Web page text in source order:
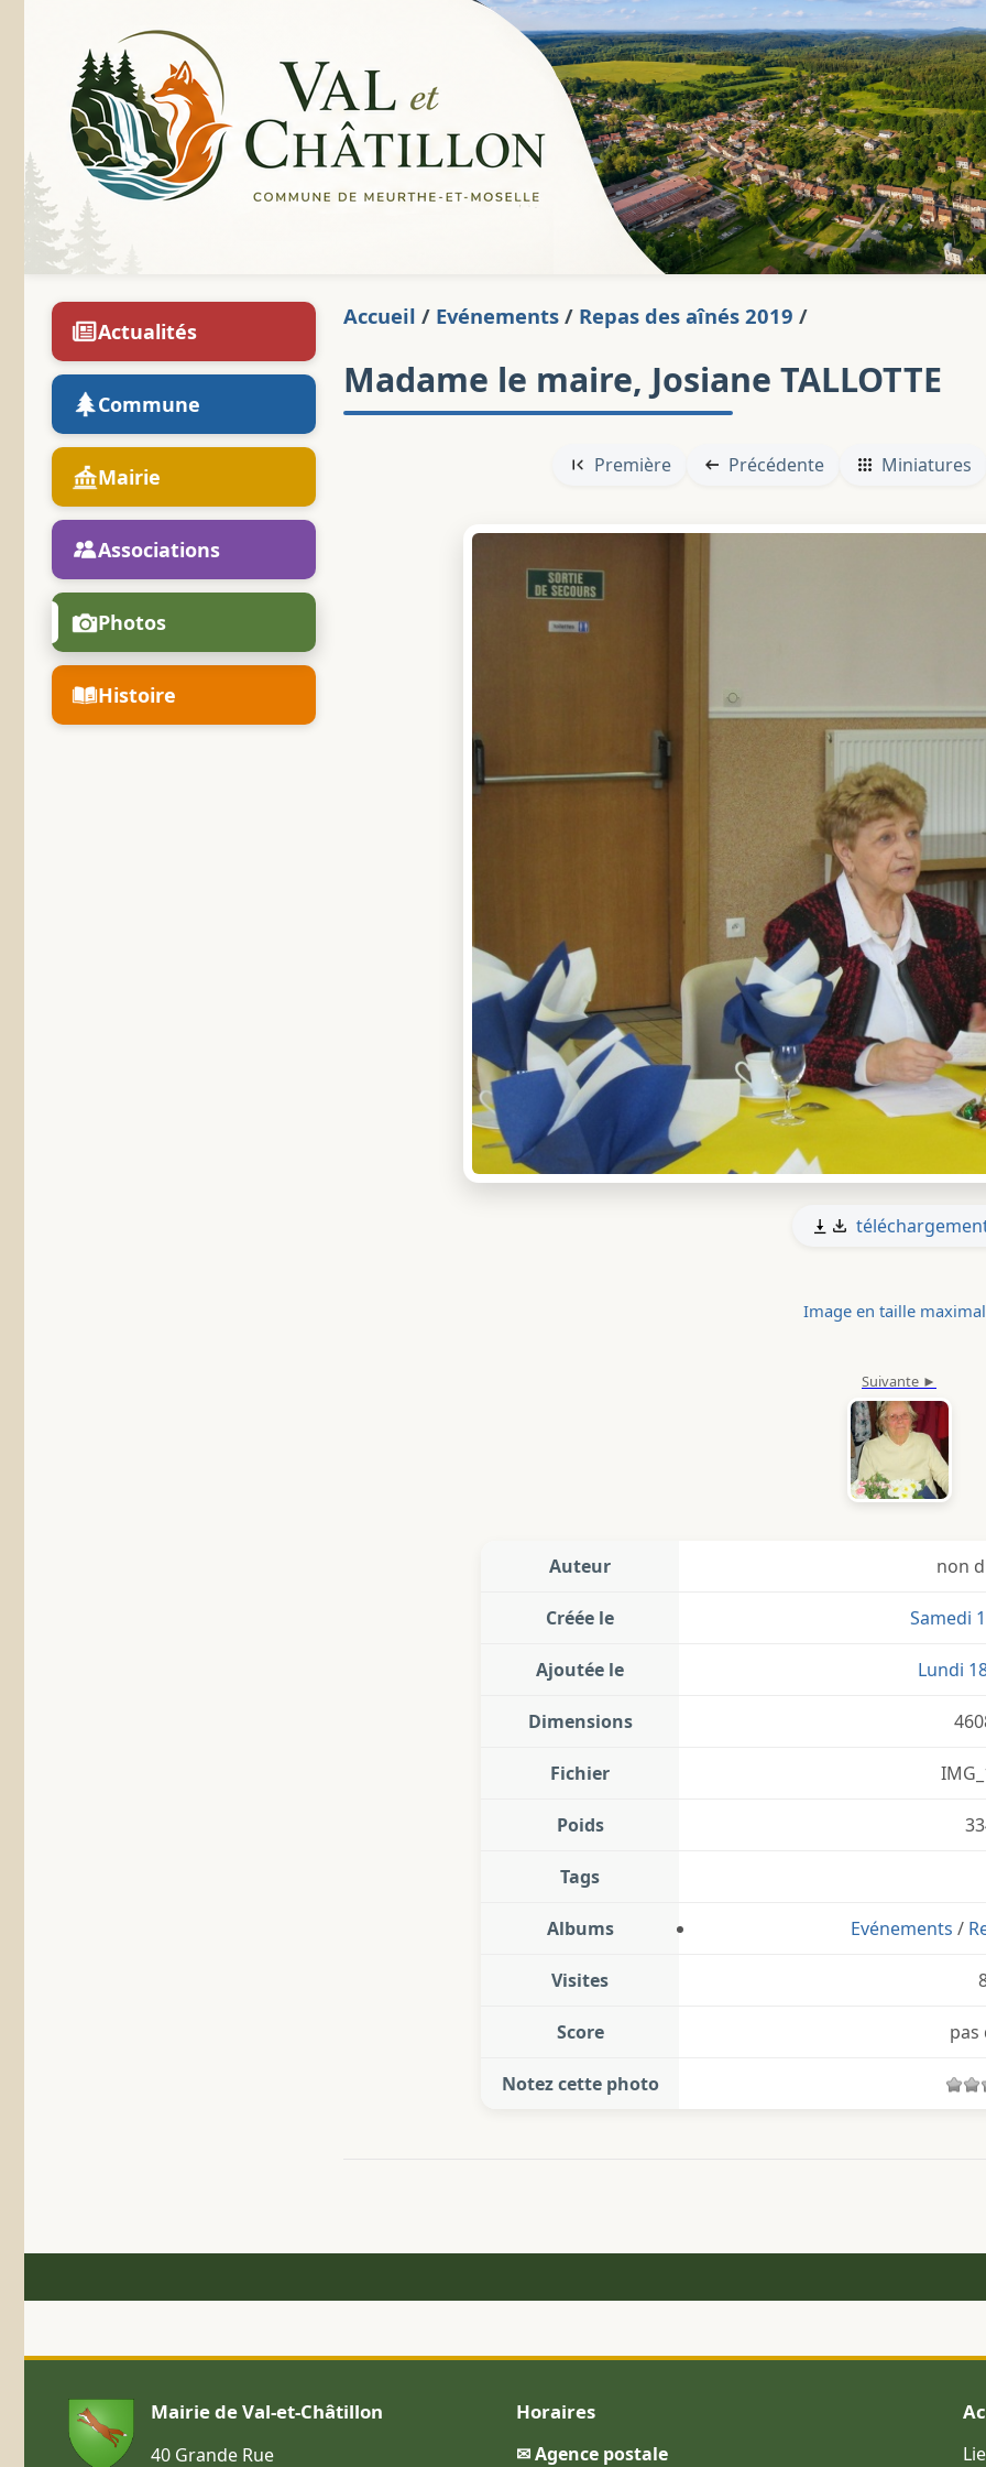
Actualités
Commune
Mairie
Associations
Photos
Histoire
Accueil / Evénements / Repas des aînés 2019 /
Madame le maire, Josiane TALLOTTE
Première Précédente Miniatures
Image en taille
Auteur non
Créée le Samedi
Ajoutée le Lundi
Dimensions
Fichier
Poids
Tags
Albums Evénements /
Visites
Score pas
Notez cette photo
Mairie de Val-et-Châtillon
40 Grande Rue
Horaires
✉ Agence postale